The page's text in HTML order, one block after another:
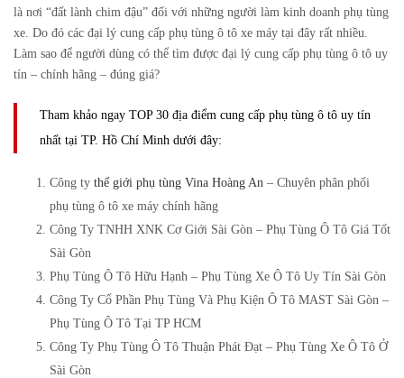
là nơi “đất lành chim đậu” đối với những người làm kinh doanh phụ tùng
xe. Do đó các đại lý cung cấp phụ tùng ô tô xe máy tại đây rất nhiều.
Làm sao để người dùng có thể tìm được đại lý cung cấp phụ tùng ô tô uy
tín – chính hãng – đúng giá?
Tham khảo ngay TOP 30 địa điểm cung cấp phụ tùng ô tô uy tín
nhất tại TP. Hồ Chí Minh dưới đây:
Công ty thế giới phụ tùng Vina Hoàng An – Chuyên phân phối
phụ tùng ô tô xe máy chính hãng
Công Ty TNHH XNK Cơ Giới Sài Gòn – Phụ Tùng Ô Tô Giá Tốt
Sài Gòn
Phụ Tùng Ô Tô Hữu Hạnh – Phụ Tùng Xe Ô Tô Uy Tín Sài Gòn
Công Ty Cổ Phần Phụ Tùng Và Phụ Kiện Ô Tô MAST Sài Gòn –
Phụ Tùng Ô Tô Tại TP HCM
Công Ty Phụ Tùng Ô Tô Thuận Phát Đạt – Phụ Tùng Xe Ô Tô Ở
Sài Gòn